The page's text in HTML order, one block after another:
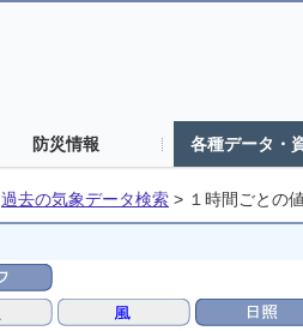
防災情報 各種データ・
過去の気象データ検索 > １時間ごとの